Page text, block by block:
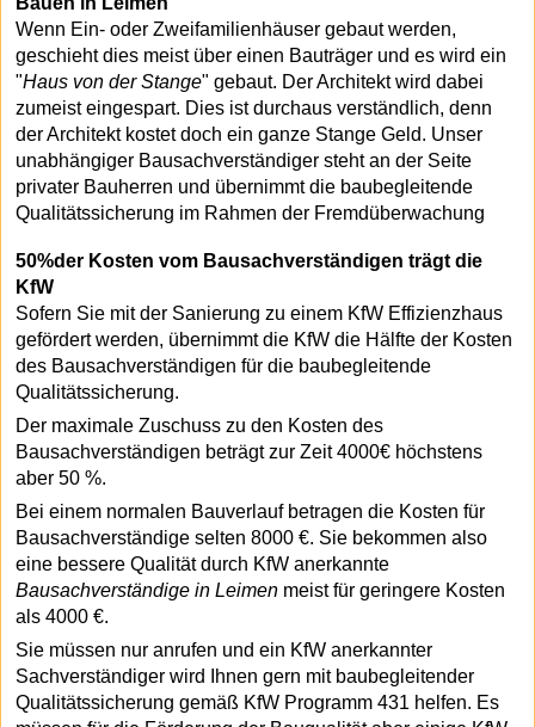
Wenn Ein- oder Zweifamilienhäuser gebaut werden,
geschieht dies meist über einen Bauträger und es wird ein
"Haus von der Stange" gebaut. Der Architekt wird dabei
zumeist eingespart. Dies ist durchaus verständlich, denn
der Architekt kostet doch ein ganze Stange Geld. Unser
unabhängiger Bausachverständiger steht an der Seite
privater Bauherren und übernimmt die baubegleitende
Qualitätssicherung im Rahmen der Fremdüberwachung
50%der Kosten vom Bausachverständigen trägt die
KfW
Sofern Sie mit der Sanierung zu einem KfW Effizienzhaus
gefördert werden, übernimmt die KfW die Hälfte der Kosten
des Bausachverständigen für die baubegleitende
Qualitätssicherung.
Der maximale Zuschuss zu den Kosten des
Bausachverständigen beträgt zur Zeit 4000€ höchstens
aber 50 %.
Bei einem normalen Bauverlauf betragen die Kosten für
Bausachverständige selten 8000 €. Sie bekommen also
eine bessere Qualität durch KfW anerkannte
Bausachverständige in Leimen meist für geringere Kosten
als 4000 €.
Sie müssen nur anrufen und ein KfW anerkannter
Sachverständiger wird Ihnen gern mit baubegleitender
Qualitätssicherung gemäß KfW Programm 431 helfen. Es